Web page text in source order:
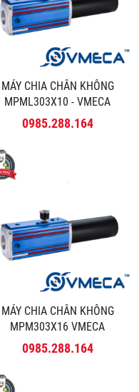
MÁY CHIA CHÂN KHÔNG
MPML303X10 - VMECA
0985.288.164
MÁY CHIA CHÂN KHÔNG
MPM303X16 VMECA
0985.288.164